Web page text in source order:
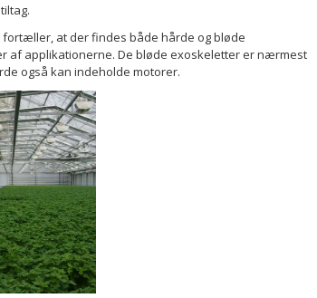
fortæller, at der findes både hårde og bløde
af applikationerne. De bløde exoskeletter er nærmest
også kan indeholde motorer.